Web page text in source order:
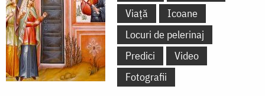
Viață
Icoane
Locuri de pelerinaj
Predici
Video
Fotografii